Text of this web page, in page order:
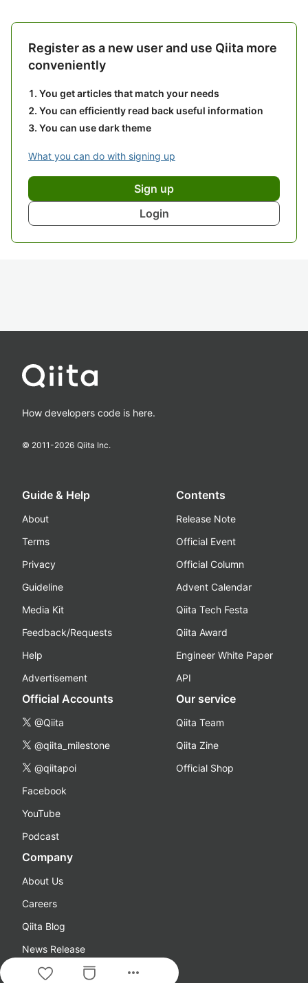
Register as a new user and use Qiita more
conveniently
You get articles that match your needs
You can efficiently read back useful information
You can use dark theme
What you can do with signing up
Sign up
Login
more_horiz
How developers code is here.
© 2011-2026 Qiita Inc.
Guide & Help
About
Terms
Privacy
Guideline
Media Kit
Feedback/Requests
Help
Advertisement
Contents
Release Note
Official Event
Official Column
Advent Calendar
Qiita Tech Festa
Qiita Award
Engineer White Paper
API
Official Accounts
@Qiita
@qiita_milestone
@qiitapoi
Facebook
YouTube
Podcast
Our service
Qiita Team
Qiita Zine
Official Shop
Company
About Us
Careers
Qiita Blog
News Release